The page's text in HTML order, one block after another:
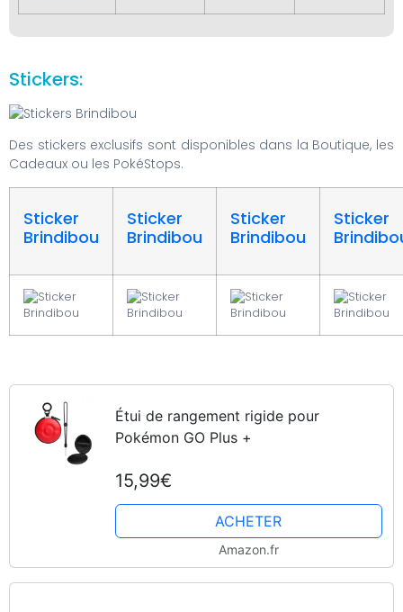
Stickers:
Des stickers exclusifs sont disponibles dans la Boutique, les
Cadeaux ou les PokéStops.
Sticker
Brindibou
Sticker
Brindibou
Sticker
Brindibou
Sticker
Étui de rangement rigide pour
Pokémon GO Plus +
15,99€
ACHETER
Amazon.fr